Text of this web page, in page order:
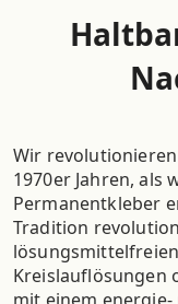
Wir
1970er Jahren, als
Permanentkleber
Tradition
Kreislauflösungen